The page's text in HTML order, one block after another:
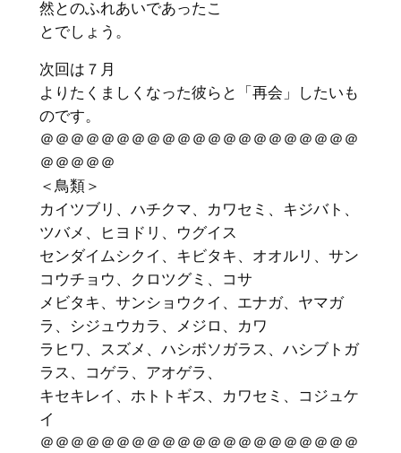
然とのふれあいであったこ
とでしょう。
次回は７月
よりたくましくなった彼らと「再会」したいも
のです。
＠＠＠＠＠＠＠＠＠＠＠＠＠＠＠＠＠＠＠＠＠
＠＠＠＠＠
＜鳥類＞
カイツブリ、ハチクマ、カワセミ、キジバト、
ツバメ、ヒヨドリ、ウグイス
センダイムシクイ、キビタキ、オオルリ、サン
コウチョウ、クロツグミ、コサ
メビタキ、サンショウクイ、エナガ、ヤマガ
ラ、シジュウカラ、メジロ、カワ
ラヒワ、スズメ、ハシボソガラス、ハシブトガ
ラス、コゲラ、アオゲラ、
キセキレイ、ホトトギス、カワセミ、コジュケ
イ
＠＠＠＠＠＠＠＠＠＠＠＠＠＠＠＠＠＠＠＠＠